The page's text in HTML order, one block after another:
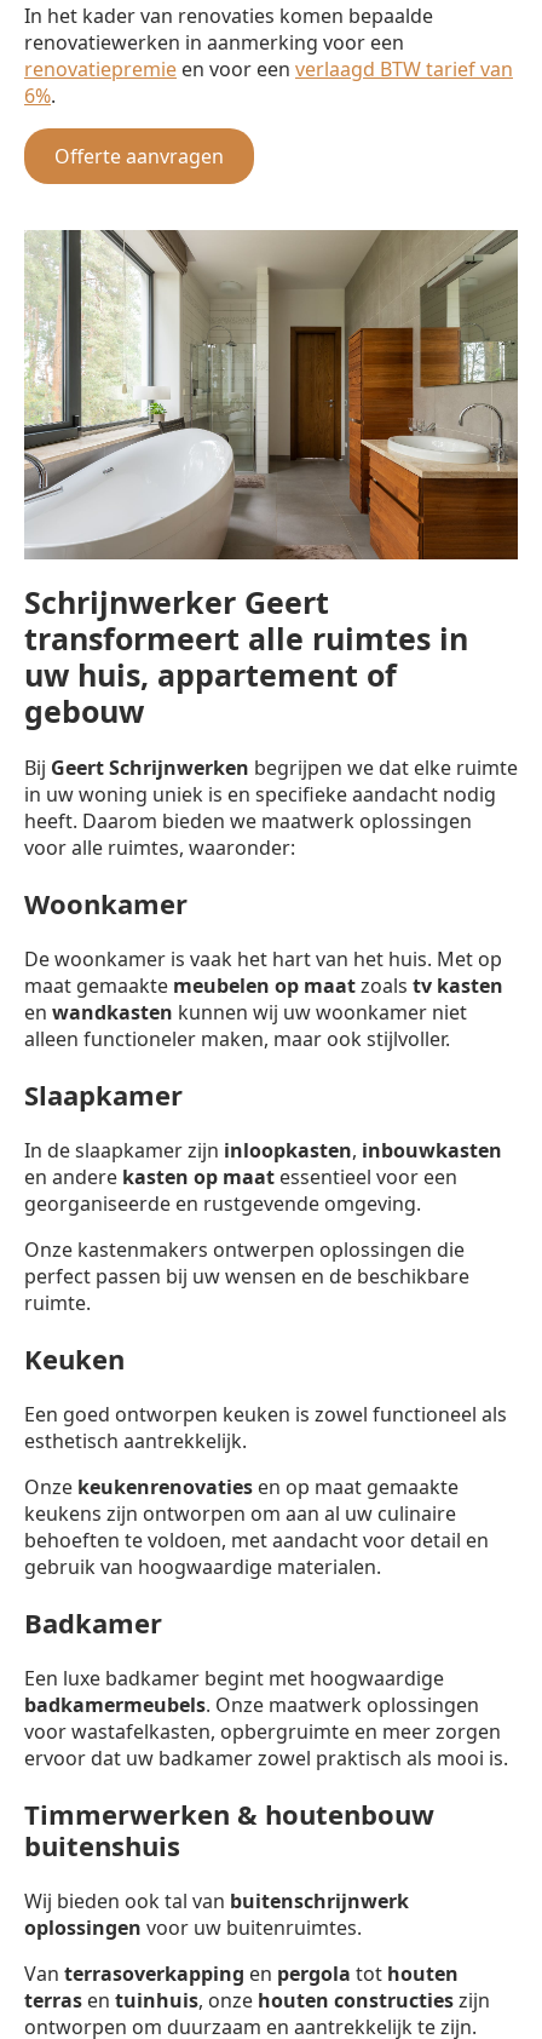
In het kader van renovaties komen bepaalde
renovatiewerken in aanmerking voor een
renovatiepremie en voor een verlaagd BTW tarief van
6%.
Offerte aanvragen
Schrijnwerker Geert
transformeert alle ruimtes in
uw huis, appartement of
gebouw
Bij Geert Schrijnwerken begrijpen we dat elke ruimte
in uw woning uniek is en specifieke aandacht nodig
heeft. Daarom bieden we maatwerk oplossingen
voor alle ruimtes, waaronder:
Woonkamer
De woonkamer is vaak het hart van het huis. Met op
maat gemaakte meubelen op maatzoals tv kasten
en wandkasten kunnen wij uw woonkamer niet
alleen functioneler maken, maar ook stijlvoller.
Slaapkamer
In de slaapkamer zijn inloopkasten, inbouwkasten
en andere kasten op maat essentieel voor een
georganiseerde en rustgevende omgeving.
Onze kastenmakers ontwerpen oplossingen die
perfect passen bij uw wensen en de beschikbare
ruimte.
Keuken
Een goed ontworpen keuken is zowel functioneel als
esthetisch aantrekkelijk.
Onze keukenrenovaties en op maat gemaakte
keukens zijn ontworpen om aan al uw culinaire
behoeften te voldoen, met aandacht voor detail en
gebruik van hoogwaardige materialen.
Badkamer
Een luxe badkamer begint met hoogwaardige
badkamermeubels. Onze maatwerk oplossingen
voor wastafelkasten, opbergruimte en meer zorgen
ervoor dat uw badkamer zowel praktisch als mooi is.
Timmerwerken & houtenbouw
buitenshuis
Wij bieden ook tal van buitenschrijnwerk
oplossingen voor uw buitenruimtes.
Van terrasoverkapping en pergola tot houten
terras en tuinhuis, onze houten constructieszijn
ontworpen om duurzaam en aantrekkelijk te zijn.